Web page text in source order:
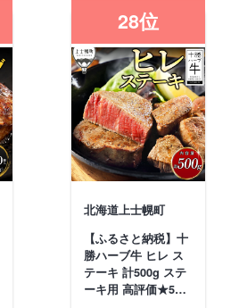
28位
北海道上士幌町
【ふるさと納税】十
勝ハーブ牛 ヒレ ス
テーキ 計500g ステ
ーキ用 高評価★5…